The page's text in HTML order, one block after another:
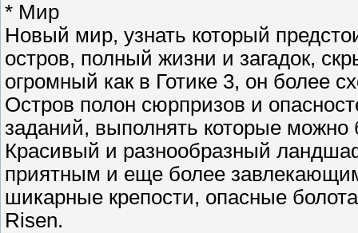
* Мир
Новый мир, узнать который
остров, полный жизни и загадок,
огромный как в Готике 3, он более
Остров полон сюрпризов и
заданий, выполнять которые можно
Красивый и разнообразный
приятным и еще более
шикарные крепости, опасные
Risen.